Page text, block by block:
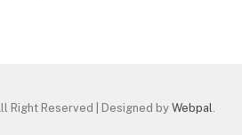
Right Reserved | Designed by Webpal